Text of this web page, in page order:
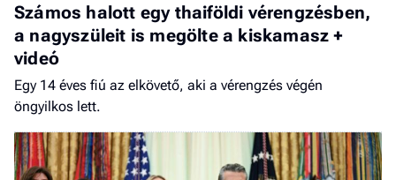
Számos halott egy thaiföldi vérengzésben,
a nagyszüleit is megölte a kiskamasz +
videó
Egy 14 éves fiú az elkövető, aki a vérengzés végén
öngyilkos lett.